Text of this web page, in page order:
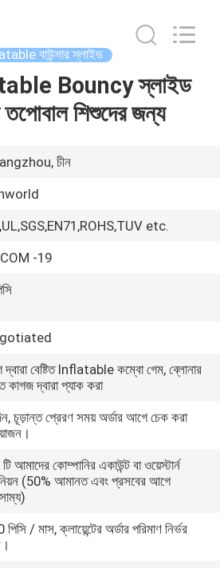
বাউন্সার স্লাইড
Bouncy স্লাইড
তপোবাল শিশুদের জন্য
চীন
etc.
-19
দ্বারা বেষ্টিত Inflatable কম্বো গেম, ব্লোনার
কাগজ দ্বারা প্যাক করা
চূড়ান্ত প্রেরণ সময় অর্ডার আগে চেক করা
আমাদের কোম্পানির একাউন্ট বা ওয়েস্টার্ন
(50% আমানত এবং প্রসবের আগে
/ মাস, ক্লায়েন্টের অর্ডার পরিমাণ নির্ভর